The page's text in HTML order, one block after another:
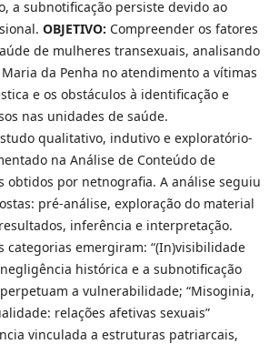
a subnotificação persiste devido ao
OBJETIVO: Compreender os fatores
de mulheres transexuais, analisando
da Penha no atendimento a vítimas
e os obstáculos à identificação e
nas unidades de saúde.
qualitativo, indutivo e exploratório-
na Análise de Conteúdo de
obtidos por netnografia. A análise seguiu
pré-análise, exploração do material
inferência e interpretação.
categorias emergiram: “(In)visibilidade
histórica e a subnotificação
a vulnerabilidade; “Misoginia,
relações afetivas sexuais”
vinculada a estruturas patriarcais,